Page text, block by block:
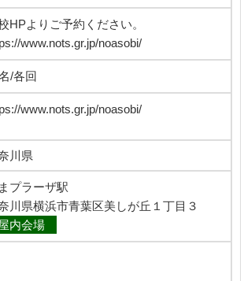
HPよりご予約ください。
www.nots.gr.jp/noasobi/
/各回
www.nots.gr.jp/noasobi/
川県
プラーザ駅
川県横浜市青葉区美しが丘１丁目３
屋内会場